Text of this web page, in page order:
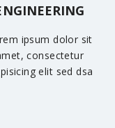
ipsum dolor sit
consectetur
elit sed dsa